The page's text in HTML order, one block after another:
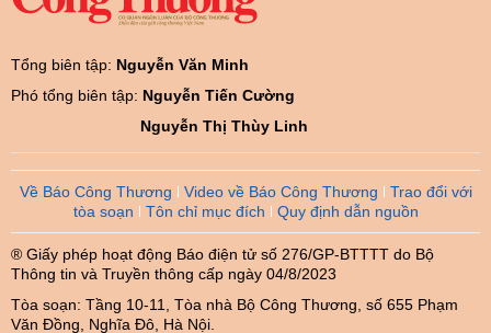
Tổng biên tập: Nguyễn Văn Minh
Phó tổng biên tập: Nguyễn Tiến Cường
Nguyễn Thị Thùy Linh
Về Báo Công Thương Video về Báo Công Thương
Trao đổi với
tòa soạn
Tôn chỉ mục đích Quy định dẫn nguồn
® Giấy phép hoạt động Báo điện tử số 276/GP-BTTTT do Bộ
Thông tin và Truyền thông cấp ngày 04/8/2023
Tòa soạn: Tầng 10-11, Tòa nhà Bộ Công Thương, số 655 Phạm
Văn Đồng, Nghĩa Đô, Hà Nội.